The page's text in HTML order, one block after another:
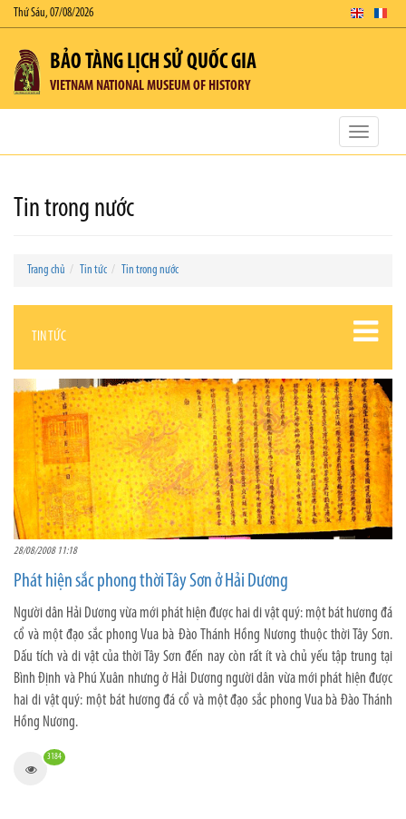
Thứ Sáu, 07/08/2026
BẢO TÀNG LỊCH SỬ QUỐC GIA
VIETNAM NATIONAL MUSEUM OF HISTORY
Toggle
Tin trong nước
Trang chủ Tin tức Tin trong nước
TIN TỨC
28/08/2008 11:18
Phát hiện sắc phong thời Tây Sơn ở Hải Dương
Người dân Hải Dương vừa mới phát hiện được hai di vật quý: một bát hương đá
cổ và một đạo sắc phong Vua bà Đào Thánh Hồng Nương thuộc thời Tây Sơn.
Dấu tích và di vật của thời Tây Sơn đến nay còn rất ít và chủ yếu tập trung tại
Bình Định và Phú Xuân nhưng ở Hải Dương người dân vừa mới phát hiện được
hai di vật quý: một bát hương đá cổ và một đạo sắc phong Vua bà Đào Thánh
Hồng Nương.
3184